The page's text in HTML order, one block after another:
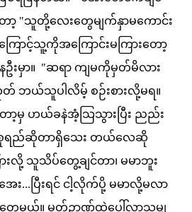
ာ့ "သူတို့လေးတွေမျက်နှာမကောင်း
ကြောင့်သူ့ကိုအကြောင်းမကြားတော့
ဦးမှာ။ "ဆရာ ကျမကိုမှတ်မိလား
ယ်သူပါလိမ့် စဉ်းစားလို့မရ။
ာ့မှ ဟယ်ခနဲအံ့သြသွားပြီး ညည်း
စုရည်ဆိုတာရှိသေး တယ်လေဆို
းလို့ သူသိပ်တွေ့ချင်တာ၊ မမာဘူး
ေး...ပြီးရင် ငါ့လိုက်ပို့ မမာလို့မလာ
ေ့မယ်။ မှတ်ဉာဏ်ထဲပေါ်လာသမျှ